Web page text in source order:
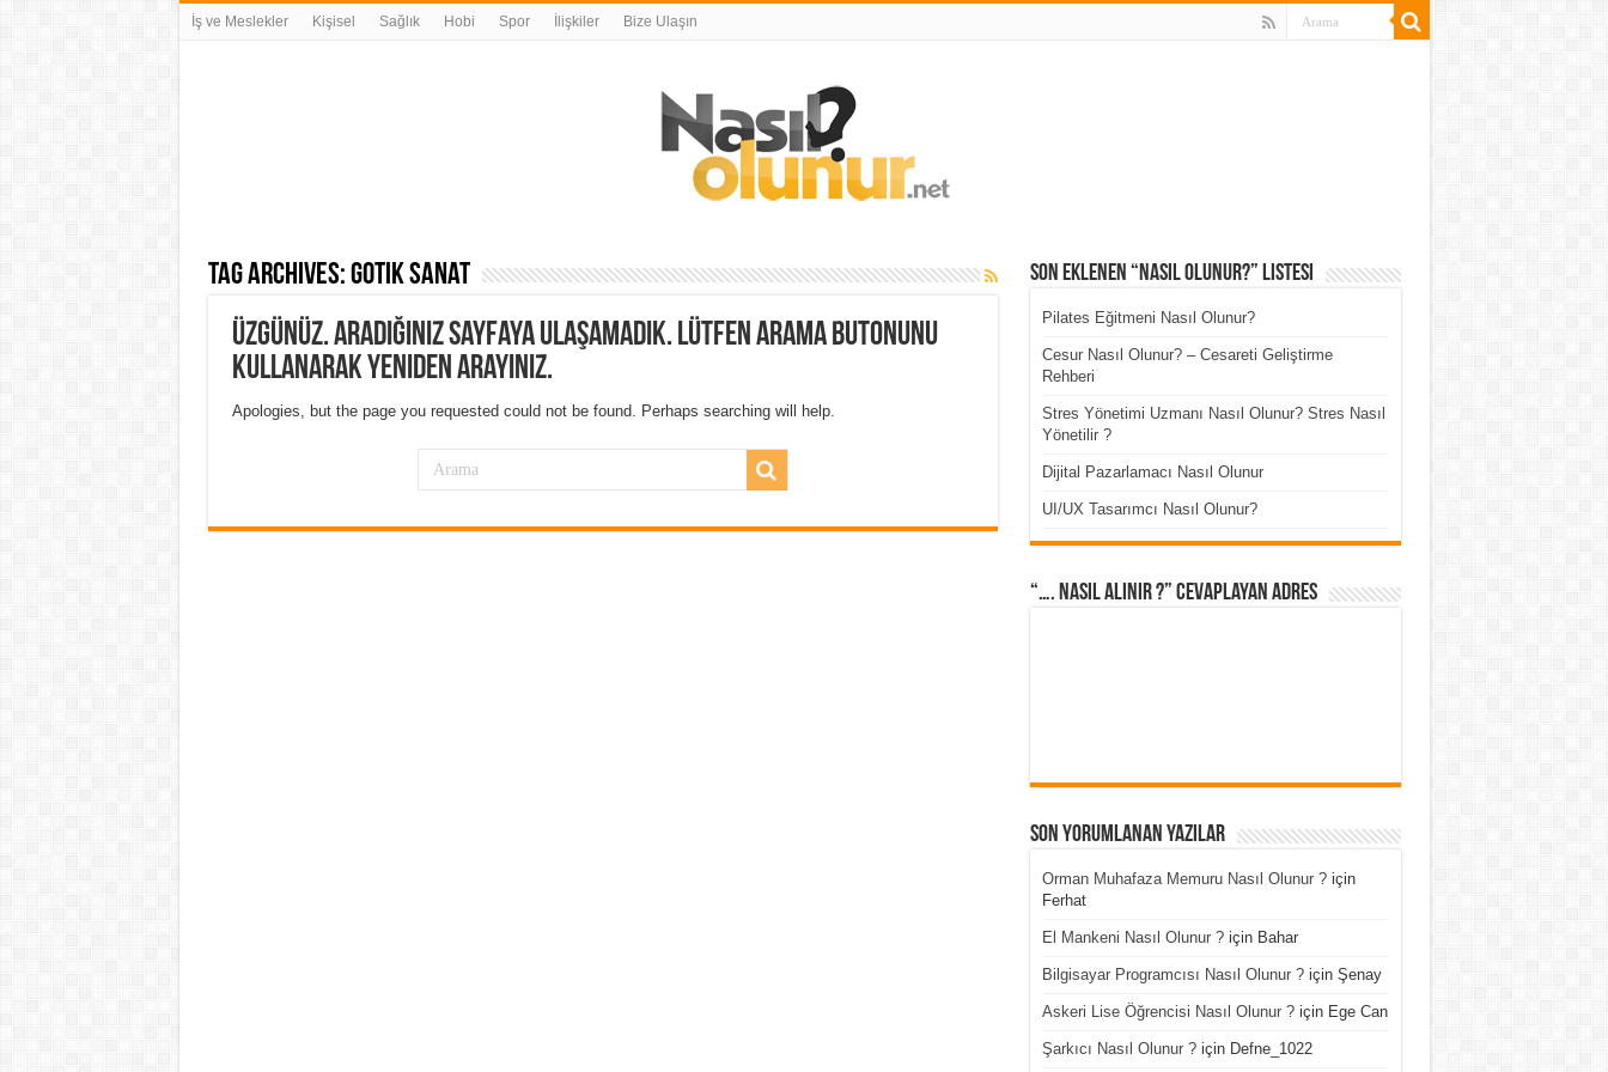
İş ve Meslekler Kişisel Sağlık Hobi Spor İlişkiler Bize Ulaşın
Tag Archives:gotik sanat
Üzgünüz. Aradığınız sayfaya ulaşamadık. Lütfen arama butonunu
kullanarak yeniden arayınız.
Apologies, but the page you requested could not be found. Perhaps searching will help.
Son Eklenen “Nasıl Olunur?” Listesi
Pilates Eğitmeni Nasıl Olunur?
Cesur Nasıl Olunur? – Cesareti Geliştirme
Rehberi
Stres Yönetimi Uzmanı Nasıl Olunur? Stres Nasıl
Yönetilir ?
Dijital Pazarlamacı Nasıl Olunur
UI/UX Tasarımcı Nasıl Olunur?
“…. Nasıl Alınır ?” cevaplayan adres
Son Yorumlanan Yazılar
Orman Muhafaza Memuru Nasıl Olunur ?için
Ferhat
El Mankeni Nasıl Olunur ?için Bahar
Bilgisayar Programcısı Nasıl Olunur ?için Şenay
Askeri Lise Öğrencisi Nasıl Olunur ?için Ege Can
Şarkıcı Nasıl Olunur ?için Defne_1022